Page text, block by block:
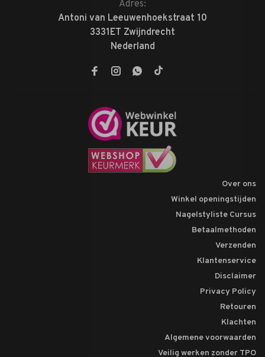
Adres:
Antoni van Leeuwenhoekstraat 10
3331ET Zwijndrecht
Nederland
Over ons
Winkel openingstijden
Nagelstyliste Cursus
Betaalmethoden
Verzenden
Klantenservice
Disclaimer
Privacy Policy
Retouren
Klachten
Algemene voorwaarden
Veilig werken zonder TPO